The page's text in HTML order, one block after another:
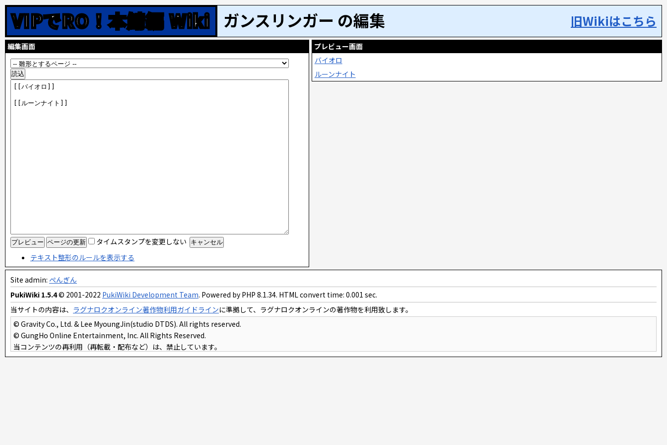
VIPでRO！本鯖編 Wiki ガンスリンガー の編集 旧Wikiはこちら
編集画面
タイムスタンプを変更しない
テキスト整形のルールを表示する
プレビュー画面
バイオロ
ルーンナイト
Site admin: ぺんぎん
PukiWiki 1.5.4© 2001-2022 PukiWiki Development Team. Powered by PHP 8.1.34. HTML convert time: 0.001 sec.
当サイトの内容は、 ラグナロクオンライン著作物利用ガイドラインに準拠して、ラグナロクオンラインの著作物を利用致します。
© Gravity Co., Ltd. & Lee MyoungJin(studio DTDS). All rights reserved.
© GungHo Online Entertainment, Inc. All Rights Reserved.
当コンテンツの再利用（再転載・配布など）は、禁止しています。